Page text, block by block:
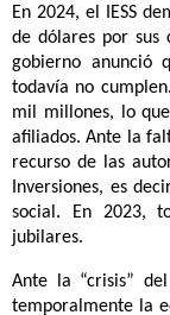
En 2024, el IESS
de dólares por sus
gobierno anunció
todavía no
mil millones, lo
afiliados. Ante la
recurso de las
Inversiones, es
social. En 2023,
jubilares.
Ante la “crisis”
temporalmente la